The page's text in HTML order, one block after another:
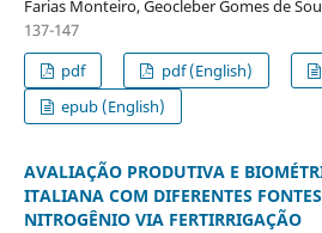
Farias Monteiro, Geocleber Gomes de
137-147
pdf
pdf (English)
epub (English)
AVALIAÇÃO PRODUTIVA E
ITALIANA COM DIFERENTES
NITROGÊNIO VIA FERTIRRIGAÇÃO